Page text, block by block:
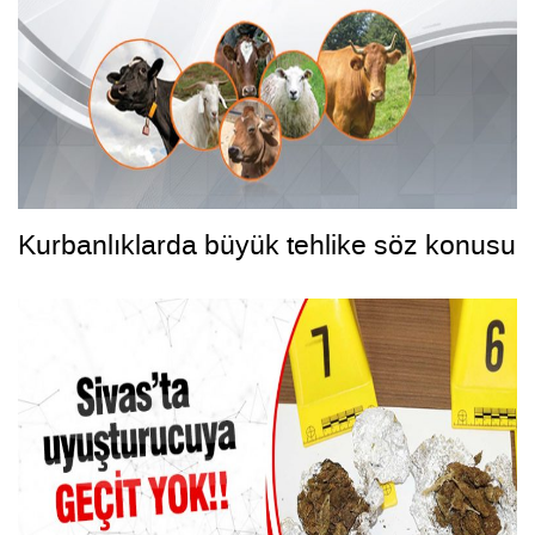
Kurbanlıklarda büyük tehlike söz konusu